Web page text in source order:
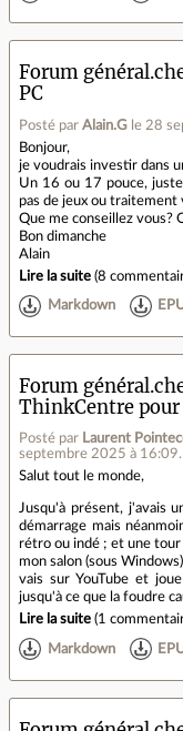
Forum
PC
Posté par Alain.G le 28
Bonjour,
je voudrais investir dans
Un 16 ou 17 pouce,
pas de jeux ou traitement
Que me conseillez vous?
Bon dimanche
Alain
Lire la suite (8
Markdown
Forum
ThinkCentre pour
Posté par Laurent
septembre 2025 à 16:09.
Salut tout le monde,
Jusqu'à présent, j'avais
démarrage mais
rétro ou indé ; et une
mon salon (sous
vais sur YouTube et
jusqu'à ce que la foudre
Lire la suite (1
Markdown